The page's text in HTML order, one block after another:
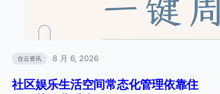
住云资讯 ·8 月 6, 2026
社区娱乐生活空间常态化管理依靠住